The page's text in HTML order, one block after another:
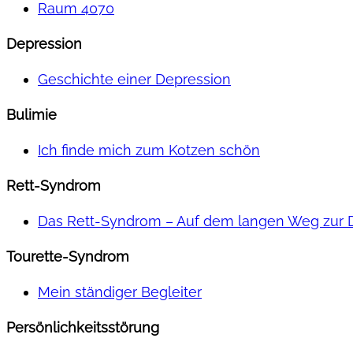
Raum 4070
Depression
Geschichte einer Depression
Bulimie
Ich finde mich zum Kotzen schön
Rett-Syndrom
Das Rett-Syndrom – Auf dem langen Weg zur
Tourette-Syndrom
Mein ständiger Begleiter
Persönlichkeitsstörung